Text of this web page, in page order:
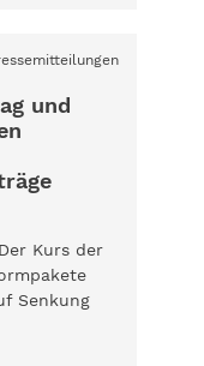
und
Kurs der
Senkung